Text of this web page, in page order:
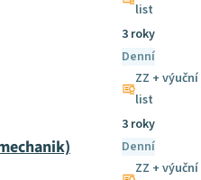
list
3 roky
Denní
ZZ + výuční
list
3 roky
Denní
ZZ + výuční